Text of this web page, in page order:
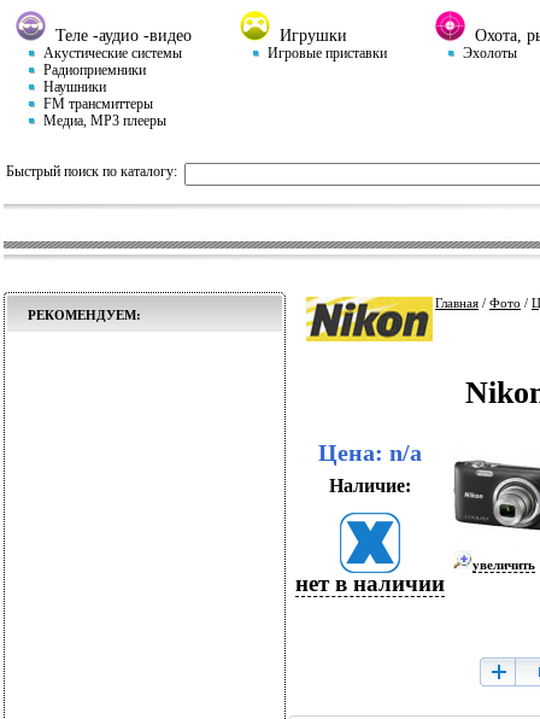
Теле -аудио -видео
Акустические системы
Радиоприемники
Наушники
FM трансмиттеры
Медиа, MP3 плееры
Игрушки
Игровые приставки
Охота,
Эхолоты
Быстрый поиск по каталогу:
РЕКОМЕНДУЕМ:
Главная / Фото /
Цена: n/a
Наличие:
нет в наличии
увеличить